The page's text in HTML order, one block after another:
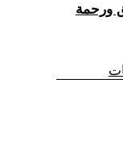
ورحمة